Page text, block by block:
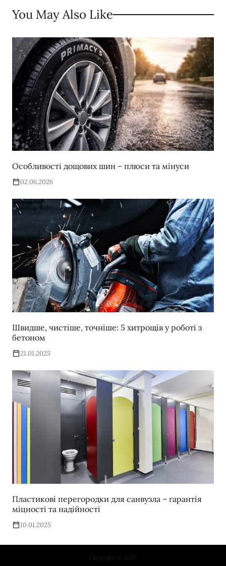
You May Also Like
Особливості дощових шин – плюси та мінуси
02.06.2026
Швидше, чистіше, точніше: 5 хитрощів у роботі з
бетоном
21.01.2025
Пластикові перегородки для санвузла – гарантія
міцності та надійності
10.01.2025
Copyright © 2026.